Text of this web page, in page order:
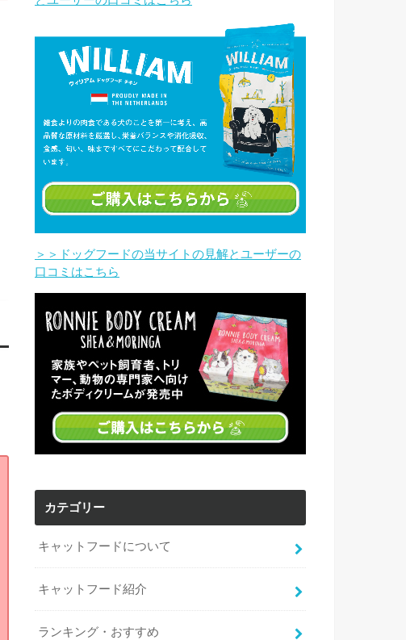
＞＞ドッグフードの当サイトの見解とユーザーの
口コミはこちら
カテゴリー
キャットフードについて
キャットフード紹介
ランキング・おすすめ